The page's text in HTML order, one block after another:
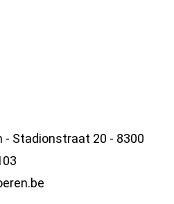
- Stadionstraat 20 - 8300